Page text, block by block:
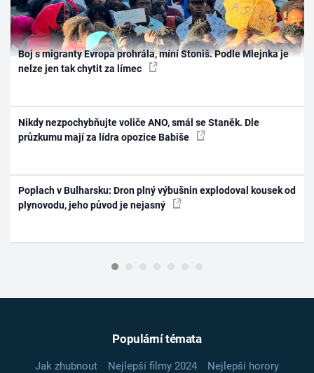
Boj s migranty Evropa prohrála, míní Stoniš. Podle Mlejnka je
nelze jen tak chytit za límec
Nikdy nezpochybňujte voliče ANO, smál se Staněk. Dle
průzkumu mají za lídra opozice Babiše
Poplach v Bulharsku: Dron plný výbušnin explodoval kousek od
plynovodu, jeho původ je nejasný
Populární témata
Jak zhubnout Nejlepší filmy 2024
Nejlepší horory